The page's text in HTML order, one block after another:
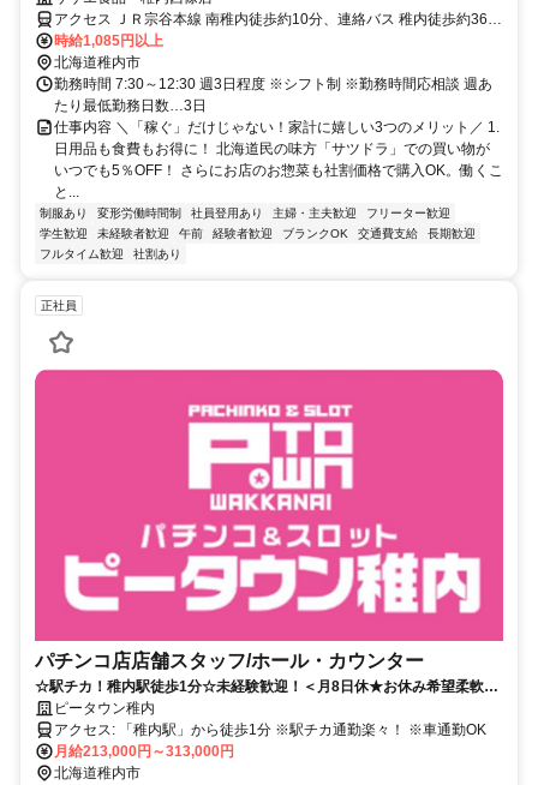
アクセス ＪＲ宗谷本線 南稚内徒歩約10分、連絡バス 稚内徒歩約36
分、ＪＲ宗谷本線 稚内徒歩約36分
時給1,085円以上
北海道稚内市
勤務時間 7:30～12:30 週3日程度 ※シフト制 ※勤務時間応相談 週あ
たり最低勤務日数…3日
仕事内容 ＼「稼ぐ」だけじゃない！家計に嬉しい3つのメリット／ 1.
日用品も食費もお得に！ 北海道民の味方「サツドラ」での買い物が
いつでも5％OFF！ さらにお店のお惣菜も社割価格で購入OK。働くこ
と...
制服あり 変形労働時間制 社員登用あり 主婦・主夫歓迎
フリーター歓迎
学生歓迎
未経験者歓迎 午前 経験者歓迎 ブランクOK 交通費支給
長期歓迎
フルタイム歓迎
社割あり
正社員
パチンコ店店舗スタッフ/ホール・カウンター
☆駅チカ！稚内駅徒歩1分☆未経験歓迎！＜月8日休★お休み希望柔軟対
応＞残業ほぼ無し！私生活との両立◎
ピータウン稚内
アクセス: 「稚内駅」から徒歩1分 ※駅チカ通勤楽々！ ※車通勤OK
月給213,000円～313,000円
北海道稚内市